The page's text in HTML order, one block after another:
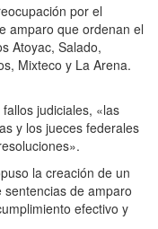
por el
amparo que ordenan el
Atoyac, Salado,
Mixteco y La Arena.
judiciales, «las
y los jueces federales
la creación de un
de amparo
efectivo y